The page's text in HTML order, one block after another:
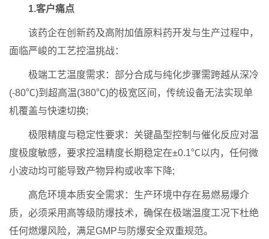
1.客户痛点
该药企在创新药及高附加值原料药开发与生产过程中，
面临严峻的工艺控温挑战：
极端工艺温度需求：部分合成与纯化步骤需跨越从深冷
(-80℃)到超高温(380℃)的极宽区间，传统设备无法实现单
机覆盖与快速切换;
极限精度与稳定性要求：关键晶型控制与催化反应对温
度极度敏感，要求控温精度长期稳定在±0.1℃以内，任何微
小波动均可能导致产物异构或收率下降;
高危环境本质安全需求：生产环境中存在易燃易爆介
质，必须采用高等级防爆技术，确保在极端温度工况下杜绝
任何燃爆风险，满足GMP与防爆安全双重规范。